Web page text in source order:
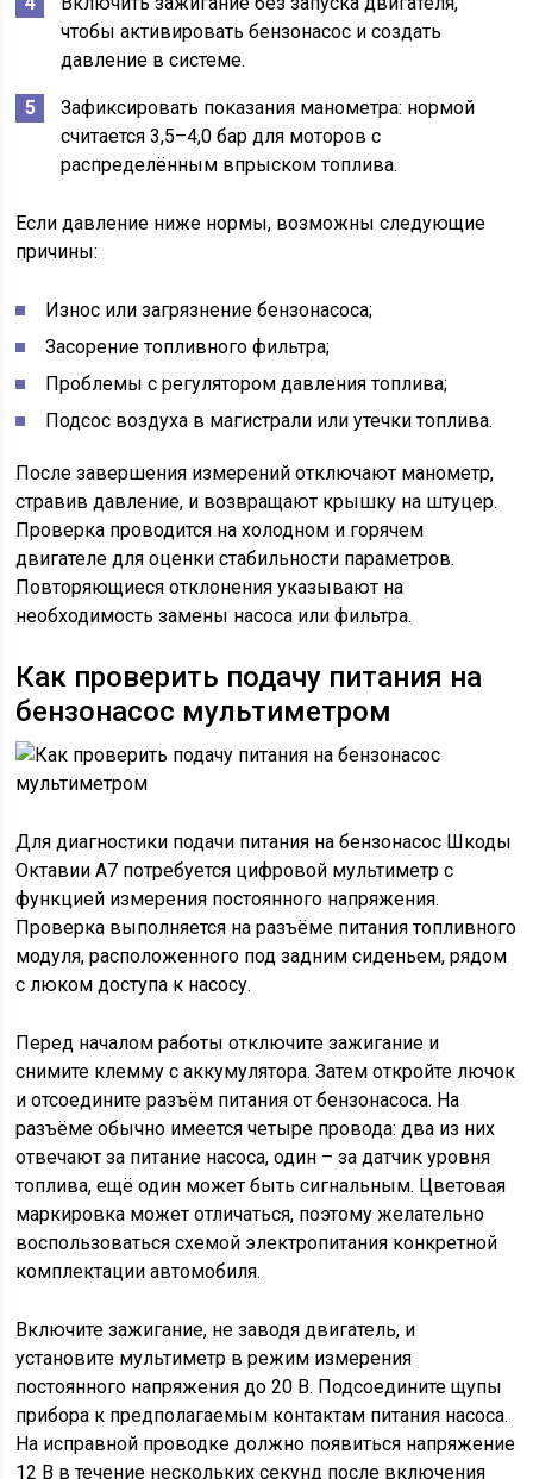
чтобы активировать бензонасос и создать
давление в системе.
Зафиксировать показания манометра: нормой
считается 3,5–4,0 бар для моторов с
распределённым впрыском топлива.
Если давление ниже нормы, возможны следующие
причины:
Износ или загрязнение бензонасоса;
Засорение топливного фильтра;
Проблемы с регулятором давления топлива;
Подсос воздуха в магистрали или утечки топлива.
После завершения измерений отключают манометр,
стравив давление, и возвращают крышку на штуцер.
Проверка проводится на холодном и горячем
двигателе для оценки стабильности параметров.
Повторяющиеся отклонения указывают на
необходимость замены насоса или фильтра.
Как проверить подачу питания на
бензонасос мультиметром
Для диагностики подачи питания на бензонасос Шкоды
Октавии А7 потребуется цифровой мультиметр с
функцией измерения постоянного напряжения.
Проверка выполняется на разъёме питания топливного
модуля, расположенного под задним сиденьем, рядом
с люком доступа к насосу.
Перед началом работы отключите зажигание и
снимите клемму с аккумулятора. Затем откройте лючок
и отсоедините разъём питания от бензонасоса. На
разъёме обычно имеется четыре провода: два из них
отвечают за питание насоса, один – за датчик уровня
топлива, ещё один может быть сигнальным. Цветовая
маркировка может отличаться, поэтому желательно
воспользоваться схемой электропитания конкретной
комплектации автомобиля.
Включите зажигание, не заводя двигатель, и
установите мультиметр в режим измерения
постоянного напряжения до 20 В. Подсоедините щупы
прибора к предполагаемым контактам питания насоса.
На исправной проводке должно появиться напряжение
12 В в течение нескольких секунд после включения